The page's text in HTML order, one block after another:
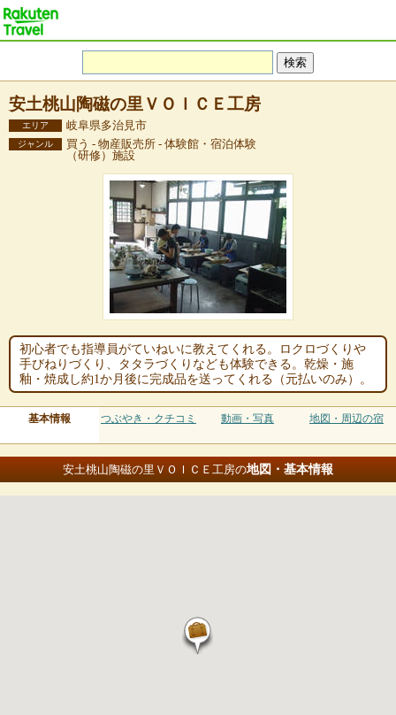
安土桃山陶磁の里ＶＯＩＣＥ工房
エリア 岐阜県多治見市
ジャンル
買う - 物産販売所 - 体験館・宿泊体験
（研修）施設
初心者でも指導員がていねいに教えてくれる。ロクロづくりや
手びねりづくり、タタラづくりなども体験できる。乾燥・施
釉・焼成し約1か月後に完成品を送ってくれる（元払いのみ）。
基本情報 つぶやき・クチコミ 動画・写真 地図・周辺の宿
安土桃山陶磁の里ＶＯＩＣＥ工房の地図・基本情報